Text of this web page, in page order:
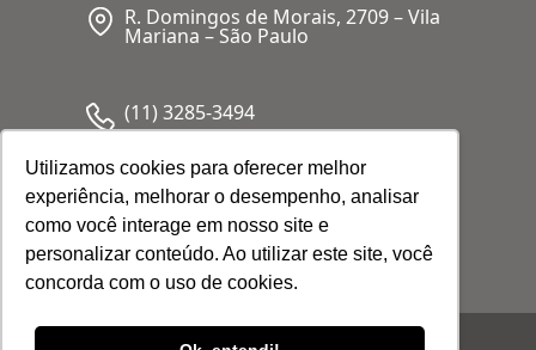
Utilizamos cookies para oferecer melhor
experiência, melhorar o desempenho, analisar
como você interage em nosso site e
personalizar conteúdo. Ao utilizar este site, você
concorda com o uso de cookies.
R. Domingos de Morais, 2709 – Vila
Mariana – São Paulo
(11) 3285-3494
CNPJ: 05.341.062/0001-80